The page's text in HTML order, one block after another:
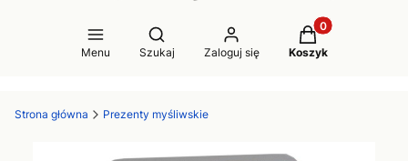
Menu
Otwórz wyszukiwarkę
Szukaj Zaloguj się
Produkty w
Koszyk
Strona główna Prezenty myśliwskie